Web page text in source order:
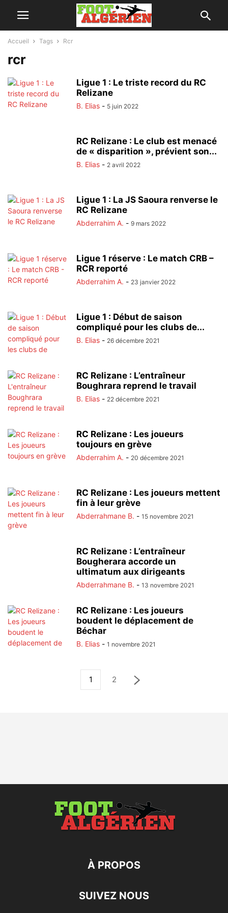
Accueil Tags Rcr
rcr
Ligue 1 : Le triste record du RC
Relizane
B. Elias - 5 juin 2022
RC Relizane : Le club est menacé
de « disparition », prévient son...
B. Elias - 2 avril 2022
Ligue 1 : La JS Saoura renverse le
RC Relizane
Abderrahim A. - 9 mars 2022
Ligue 1 réserve : Le match CRB –
RCR reporté
Abderrahim A. - 23 janvier 2022
Ligue 1 : Début de saison
compliqué pour les clubs de...
B. Elias - 26 décembre 2021
RC Relizane : L’entraîneur
Boughrara reprend le travail
B. Elias - 22 décembre 2021
RC Relizane : Les joueurs
toujours en grève
Abderrahim A. - 20 décembre 2021
RC Relizane : Les joueurs mettent
fin à leur grève
Abderrahmane B. - 15 novembre 2021
RC Relizane : L’entraîneur
Bougherara accorde un
ultimatum aux dirigeants
Abderrahmane B. - 13 novembre 2021
RC Relizane : Les joueurs
boudent le déplacement de
Béchar
B. Elias - 1 novembre 2021
1 2
À PROPOS
SUIVEZ NOUS